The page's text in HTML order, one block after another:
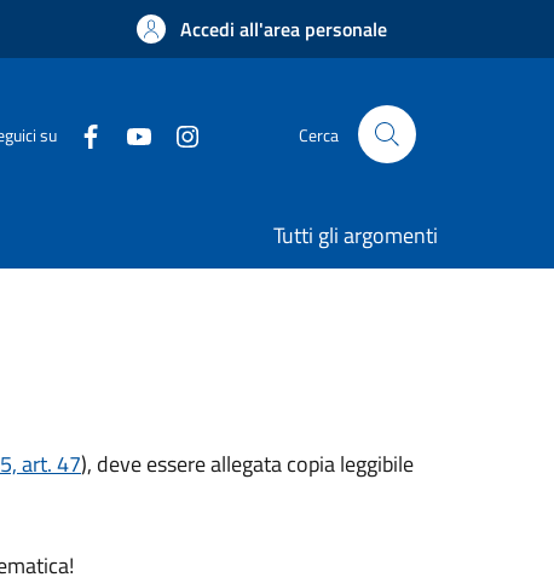
Accedi all'area personale
su Cerca
Tutti gli argomenti
art. 47), deve essere allegata copia leggibile